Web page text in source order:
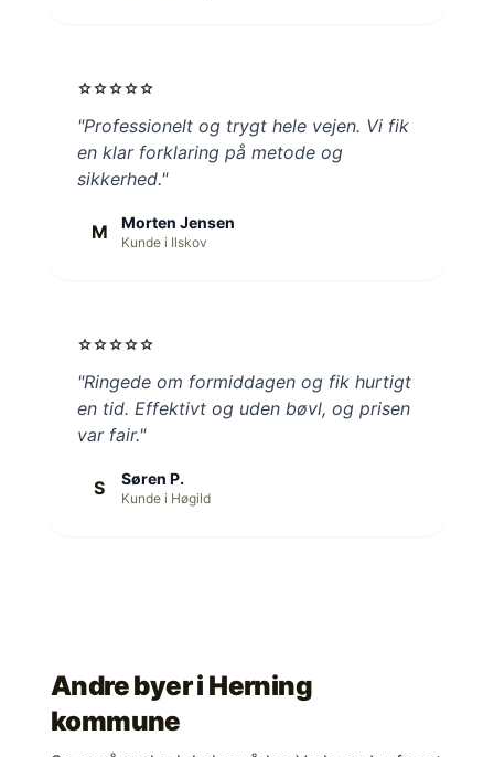
starstarstarstarstar
"Professionelt og trygt hele vejen. Vi fik
en klar forklaring på metode og
sikkerhed."
M Morten Jensen
Kunde i Ilskov
starstarstarstarstar
"Ringede om formiddagen og fik hurtigt
en tid. Effektivt og uden bøvl, og prisen
var fair."
S Søren P.
Kunde i Høgild
Andre byer i Herning
kommune